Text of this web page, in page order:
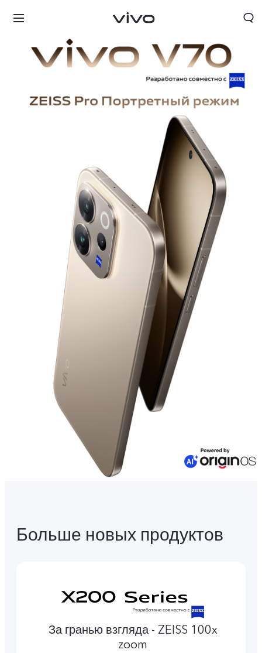
Казахстан | Выберите страну/регион
Больше новых продуктов
За гранью взгляда - ZEISS 100x
zoom